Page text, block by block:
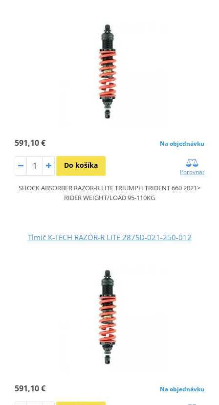
591,10 € Na objednávku
Do košíka
Porovnať
SHOCK ABSORBER RAZOR-R LITE TRIUMPH TRIDENT 660 2021>
RIDER WEIGHT/LOAD 95-110KG
Tlmič K-TECH RAZOR-R LITE 287SD-021-250-012
591,10 € Na objednávku